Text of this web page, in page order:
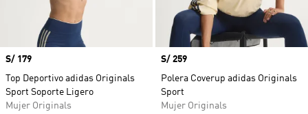
Precio
S/ 179
Top Deportivo adidas Originals
Sport Soporte Ligero
Mujer Originals
Precio
S/ 259
Polera Coverup adidas Originals
Sport
Mujer Originals